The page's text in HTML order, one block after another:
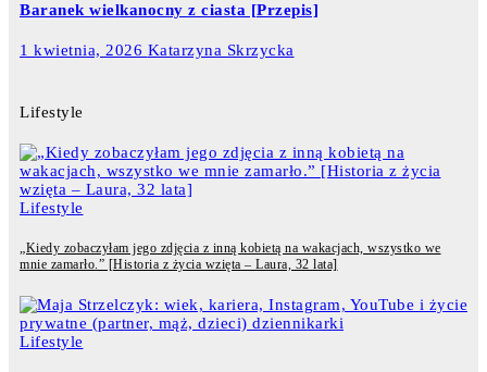
Baranek wielkanocny z ciasta [Przepis]
1 kwietnia, 2026 Katarzyna Skrzycka
Lifestyle
Lifestyle
„Kiedy zobaczyłam jego zdjęcia z inną kobietą na wakacjach, wszystko we
mnie zamarło.” [Historia z życia wzięta – Laura, 32 lata]
Lifestyle